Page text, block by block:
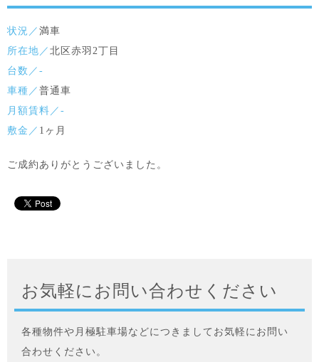
状況／ 満車
所在地／ 北区赤羽2丁目
台数／-
車種／ 普通車
月額賃料／-
敷金／ 1ヶ月
ご成約ありがとうございました。
お気軽にお問い合わせください
各種物件や月極駐車場などにつきましてお気軽にお問い
合わせください。